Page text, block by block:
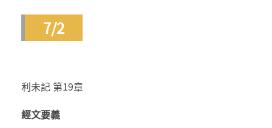
7/2
利未記 第19章
經文要義